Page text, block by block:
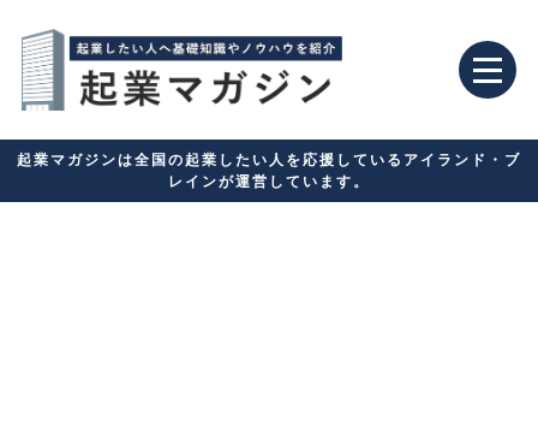
起業マガジンは全国の起業したい人を応援しているアイランド・ブ
レインが運営しています。